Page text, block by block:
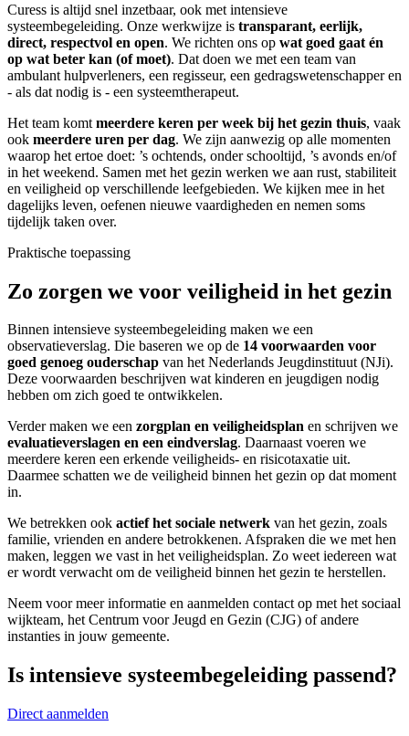
Curess is altijd snel inzetbaar, ook met intensieve
systeembegeleiding. Onze werkwijze is transparant, eerlijk,
direct, respectvol en open. We richten ons op wat goed gaat én
op wat beter kan (of moet). Dat doen we met een team van
ambulant hulpverleners, een regisseur, een gedragswetenschapper en
- als dat nodig is - een systeemtherapeut.
Het team komt meerdere keren per week bij het gezin thuis, vaak
ook meerdere uren per dag. We zijn aanwezig op alle momenten
waarop het ertoe doet: ’s ochtends, onder schooltijd, ’s avonds en/of
in het weekend. Samen met het gezin werken we aan rust, stabiliteit
en veiligheid op verschillende leefgebieden. We kijken mee in het
dagelijks leven, oefenen nieuwe vaardigheden en nemen soms
tijdelijk taken over.
Praktische toepassing
Zo zorgen we voor veiligheid in het gezin
Binnen intensieve systeembegeleiding maken we een
observatieverslag. Die baseren we op de 14 voorwaarden voor
goed genoeg ouderschap van het Nederlands Jeugdinstituut (NJi).
Deze voorwaarden beschrijven wat kinderen en jeugdigen nodig
hebben om zich goed te ontwikkelen.
Verder maken we een zorgplan en veiligheidsplan en schrijven we
evaluatieverslagen en een eindverslag. Daarnaast voeren we
meerdere keren een erkende veiligheids- en risicotaxatie uit.
Daarmee schatten we de veiligheid binnen het gezin op dat moment
in.
We betrekken ook actief het sociale netwerk van het gezin, zoals
familie, vrienden en andere betrokkenen. Afspraken die we met hen
maken, leggen we vast in het veiligheidsplan. Zo weet iedereen wat
er wordt verwacht om de veiligheid binnen het gezin te herstellen.
Neem voor meer informatie en aanmelden contact op met het sociaal
wijkteam, het Centrum voor Jeugd en Gezin (CJG) of andere
instanties in jouw gemeente.
Is intensieve systeembegeleiding passend?
Direct aanmelden